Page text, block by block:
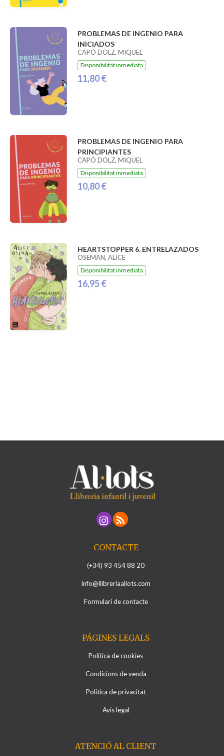
PROBLEMAS DE INGENIO PARA
INICIADOS
CAPÓ DOLZ, MIQUEL
Disponibilitat inmediata
11,80 €
PROBLEMAS DE INGENIO PARA
PRINCIPIANTES
CAPÓ DOLZ, MIQUEL
Disponibilitat inmediata
10,80 €
HEARTSTOPPER 6. ENTRELAZADOS
OSEMAN, ALICE
Disponibilitat inmediata
16,95 €
CONTACTE
(+34) 93 454 88 20
info@llibreriaallots.com
Formulari de contacte
PÁGINES LEGALS
Política de cookies
Condicions de venda
Política de privacitat
Avís legal
ATENCIÓ AL CLIENT